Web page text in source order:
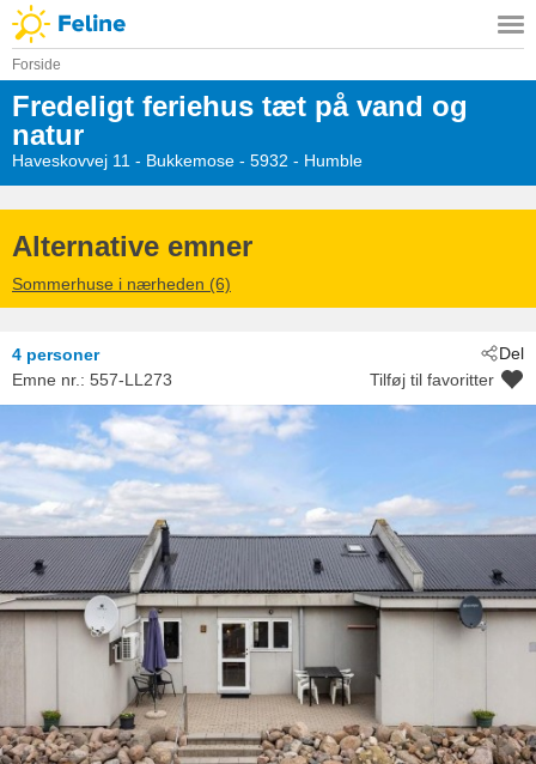
Forside
Fredeligt feriehus tæt på vand og
natur
Haveskovvej 11 - Bukkemose - 5932 - Humble
Alternative emner
Sommerhuse i nærheden (6)
Del
4 personer
Emne nr.: 557-LL273 Tilføj til favoritter